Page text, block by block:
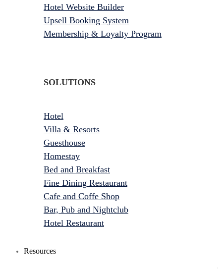
Hotel Website Builder
Upsell Booking System
Membership & Loyalty Program
SOLUTIONS
Hotel
Villa & Resorts
Guesthouse
Homestay
Bed and Breakfast
Fine Dining Restaurant
Cafe and Coffe Shop
Bar, Pub and Nightclub
Hotel Restaurant
Resources